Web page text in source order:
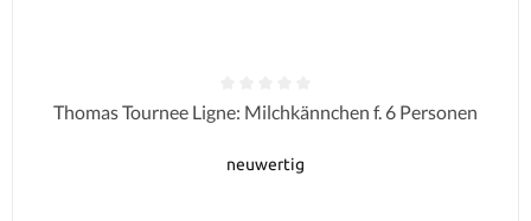
Durchschnittliche Bewertung von 0 von 5 Sternen
Thomas Tournee Ligne: Milchkännchen f. 6 Personen
neuwertig